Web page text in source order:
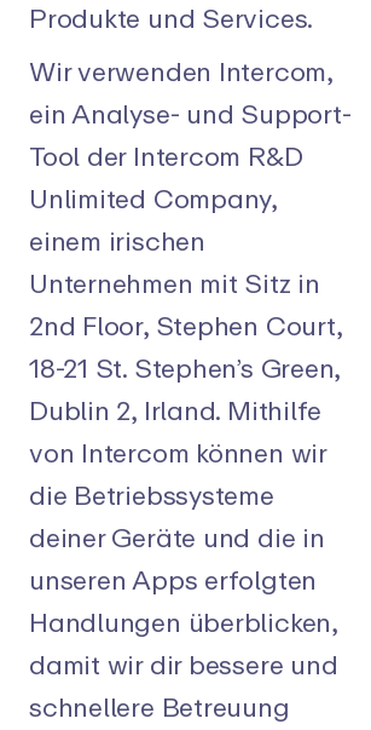
Produkte und Services.
Wir verwenden Intercom,
ein Analyse- und Support-
Tool der Intercom R&D
Unlimited Company,
einem irischen
Unternehmen mit Sitz in
2nd Floor, Stephen Court,
18-21 St. Stephen’s Green,
Dublin 2, Irland. Mithilfe
von Intercom können wir
die Betriebssysteme
deiner Geräte und die in
unseren Apps erfolgten
Handlungen überblicken,
damit wir dir bessere und
schnellere Betreuung